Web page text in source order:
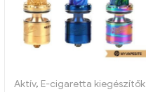
Aktív, E-cigaretta kiegészítők